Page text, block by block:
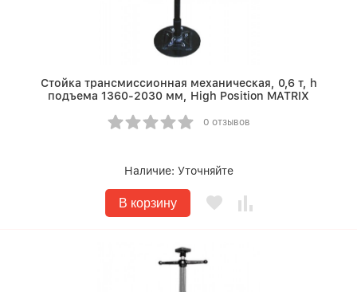
Стойка трансмиссионная механическая, 0,6 т, h
подъема 1360-2030 мм, High Position MATRIX
0 отзывов
Наличие: Уточняйте
В корзину